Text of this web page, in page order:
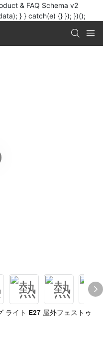
& FAQ Schema v2
} } catch(e) {} }); })();
ライト E27 屋外フェストゥ